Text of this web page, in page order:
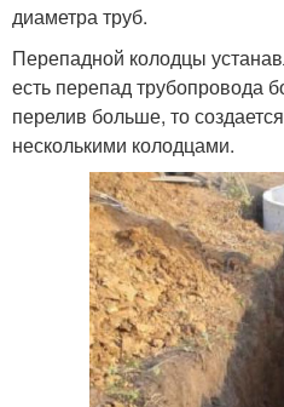
диаметра труб.
Перепадной колодцы
есть перепад трубопровода
перелив больше, то
несколькими колодцами.